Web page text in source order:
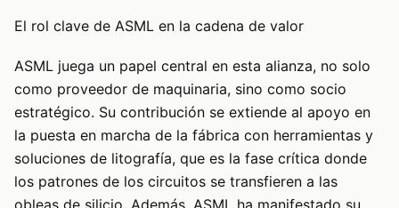
El rol clave de ASML en la cadena de valor
ASML juega un papel central en esta alianza, no solo
como proveedor de maquinaria, sino como socio
estratégico. Su contribución se extiende al apoyo en
la puesta en marcha de la fábrica con herramientas y
soluciones de litografía, que es la fase crítica donde
los patrones de los circuitos se transfieren a las
obleas de silicio. Además, ASML ha manifestado su